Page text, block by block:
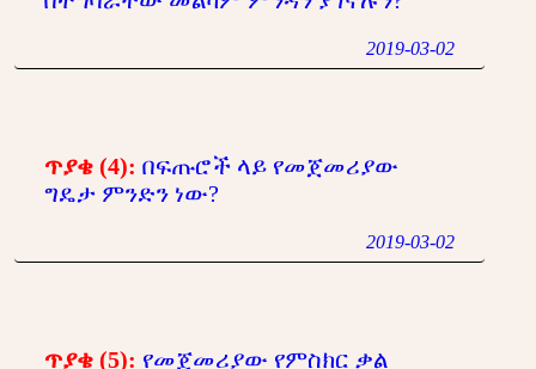
2019-03-02
ጥያቄ (4): በፍጡሮች ላይ የመጀመሪያው
ግዴታ ምንድን ነው?
2019-03-02
ጥያቄ (5): የመጀመሪያው የምስክር ቃል